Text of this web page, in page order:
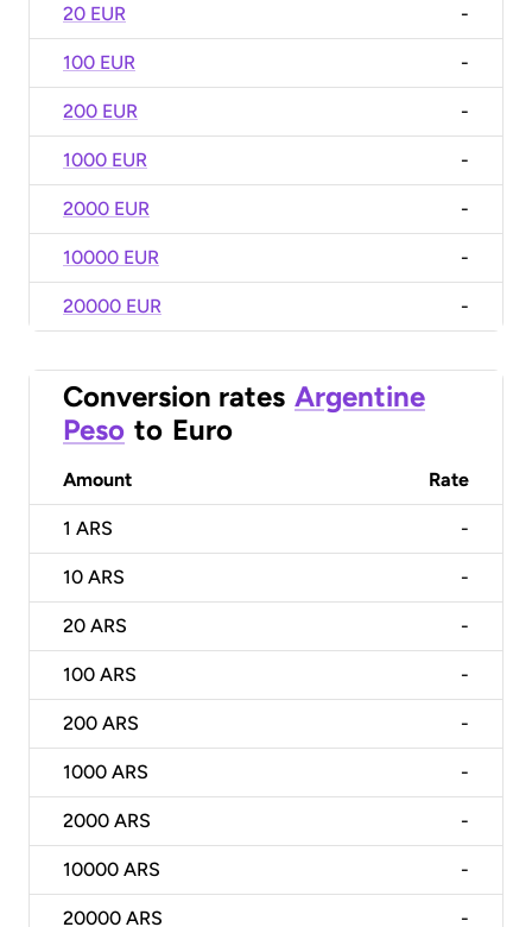
20 EUR -
100 EUR -
200 EUR -
1000 EUR -
2000 EUR -
10000 EUR -
20000 EUR -
Conversion rates Argentine
Peso to Euro
Amount Rate
1 ARS -
10 ARS -
20 ARS -
100 ARS -
200 ARS -
1000 ARS -
2000 ARS -
10000 ARS -
20000 ARS -